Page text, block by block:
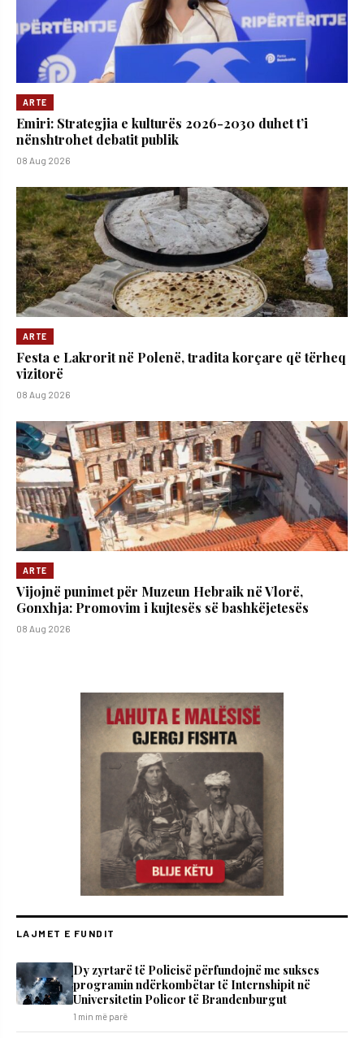
ARTE
Emiri: Strategjia e kulturës 2026-2030 duhet t’i
nënshtrohet debatit publik
08 Aug 2026
ARTE
Festa e Lakrorit në Polenë, tradita korçare që tërheq
vizitorë
08 Aug 2026
ARTE
Vijojnë punimet për Muzeun Hebraik në Vlorë,
Gonxhja: Promovim i kujtesës së bashkëjetesës
08 Aug 2026
LAJMET E FUNDIT
Dy zyrtarë të Policisë përfundojnë me sukses
programin ndërkombëtar të Internshipit në
Universitetin Policor të Brandenburgut
1 min më parë